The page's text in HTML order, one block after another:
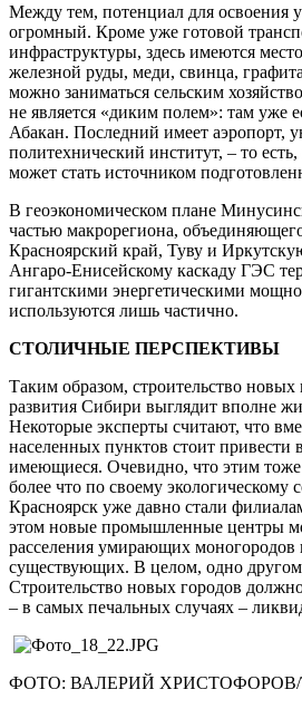
Между тем, потенциал для освоения
огромный. Кроме уже готовой
инфраструктуры, здесь имеются
железной руды, меди, свинца,
можно заниматься сельским
не является «диким полем»: там уже
Абакан. Последний имеет аэропорт,
политехнический институт, – то
может стать источником
В геоэкономическом плане
частью макрорегиона,
Красноярский край, Туву и
Ангаро-Енисейскому каскаду ГЭС
гигантскими энергетическими
используются лишь частично.
СТОЛИЧНЫЕ ПЕРСПЕКТИВЫ
Таким образом, строительство новых
развития Сибири выглядит вполне
Некоторые эксперты считают, что
населенных пунктов стоит привести
имеющиеся. Очевидно, что этим тоже
более что по своему
Красноярск уже давно стали
этом новые промышленные центры
расселения умирающих моногородов
существующих. В целом, одно
Строительство новых городов
– в самых печальных случаях –
ФОТО: ВАЛЕРИЙ